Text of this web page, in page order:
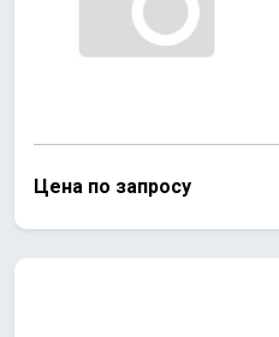
Цена по запросу